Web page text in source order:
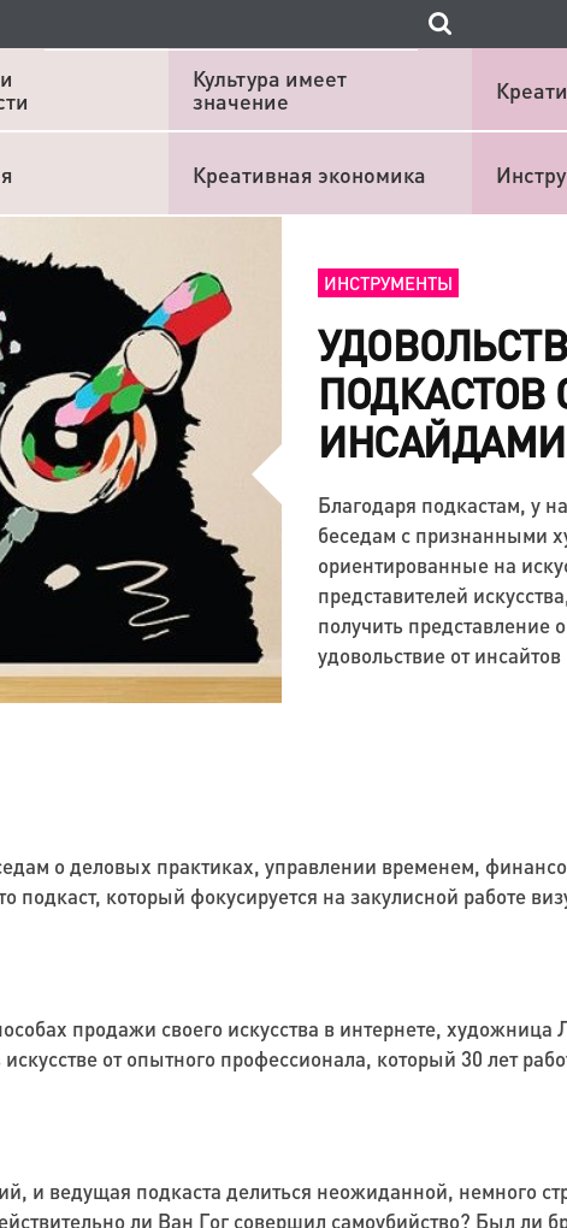
Культура имеет
значение
Креативная экономика
ИНСТРУМЕНТЫ
ПОДКАСТОВ
ИНСАЙДАМИ
Благодаря подкастам, у
беседам с признанными
ориентированные на
представителей
получить представление
удовольствие от
о деловых практиках, управлении временем,
подкаст, который фокусируется на закулисной работе
продажи своего искусства в интернете,
от опытного профессионала, который 30 лет
и ведущая подкаста делиться неожиданной, немного
ли Ван Гог совершил самоубийство? Был ли